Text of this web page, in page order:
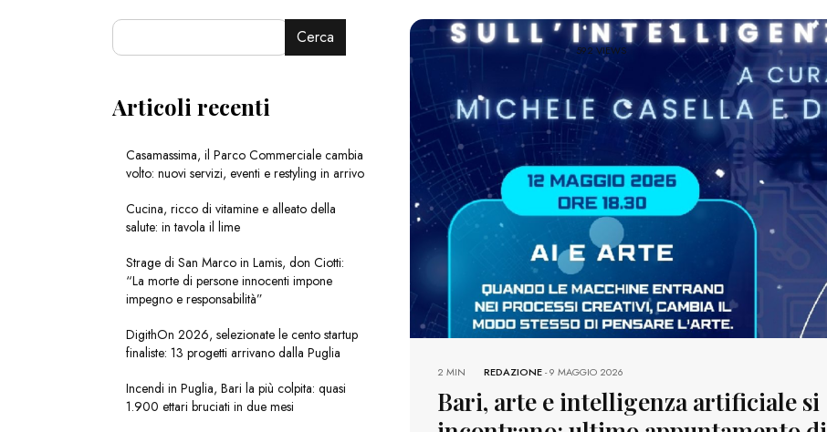
592 VIEWS
REDAZIONE-9 MAGGIO 2026
2 MIN
Bari, arte e intelligenza artificiale si
Cerca
Articoli recenti
Casamassima, il Parco Commerciale cambia
volto: nuovi servizi, eventi e restyling in arrivo
Cucina, ricco di vitamine e alleato della
salute: in tavola il lime
Strage di San Marco in Lamis, don Ciotti:
“La morte di persone innocenti impone
impegno e responsabilità”
DigithOn 2026, selezionate le cento startup
finaliste: 13 progetti arrivano dalla Puglia
Incendi in Puglia, Bari la più colpita: quasi
1.900 ettari bruciati in due mesi